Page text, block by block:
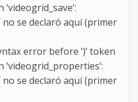
no se declaró aquí (primer
error before ‘)’ token
no se declaró aquí (primer